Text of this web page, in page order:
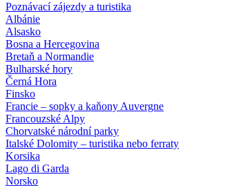
Poznávací zájezdy a turistika
Albánie
Alsasko
Bosna a Hercegovina
Bretaň a Normandie
Bulharské hory
Černá Hora
Finsko
Francie – sopky a kaňony Auvergne
Francouzské Alpy
Chorvatské národní parky
Italské Dolomity – turistika nebo ferraty
Korsika
Lago di Garda
Norsko